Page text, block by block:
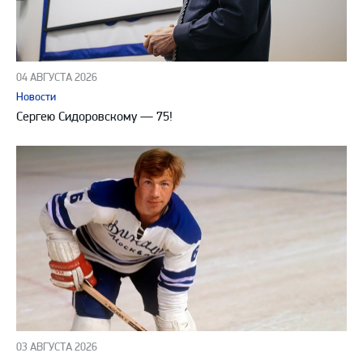
04 АВГУСТА 2026
Новости
Сергею Сидоровскому — 75!
03 АВГУСТА 2026